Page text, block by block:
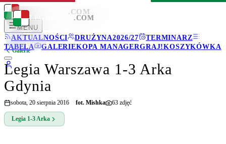
LEGIONISCI .COM
MENU
AKTUALNOŚCI
DRUŻYNA2026/27
TERMINARZ
TABELA
GALERIEKOPA MANAGERGRAJ!KOSZYKÓWKA
LEGIONISCI .COM
Galerie
Legia Warszawa 1-3 Arka
Gdynia
sobota, 20 sierpnia 2016 fot. Mishka 63 zdjęć
Legia 1-3Arka